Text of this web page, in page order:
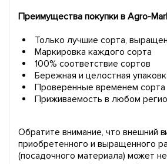
Преимущества покупки в Agro-
Только лучшие сорта,
Маркировка каждого сорта
100% соответствие сортов
Бережная и целостная
Проверенные временем сорта
Приживаемость в любом
Обратите внимание, что внешний
приобретенного и выращенного
(посадочного материала) может